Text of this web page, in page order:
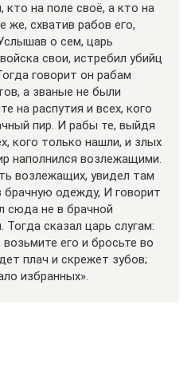
кто на поле своё, а кто на
схватив рабов его,
о сем, царь
свои, истребил убийц
говорит он рабам
а званые не были
на распутия и всех, кого
пир. И рабы те, выйдя
кого только нашли, и злых
наполнился возлежащими.
возлежащих, увидел там
брачную одежду, И говорит
сюда не в брачной
сказал царь слугам:
возьмите его и бросьте во
плач и скрежет зубов;
избранных».